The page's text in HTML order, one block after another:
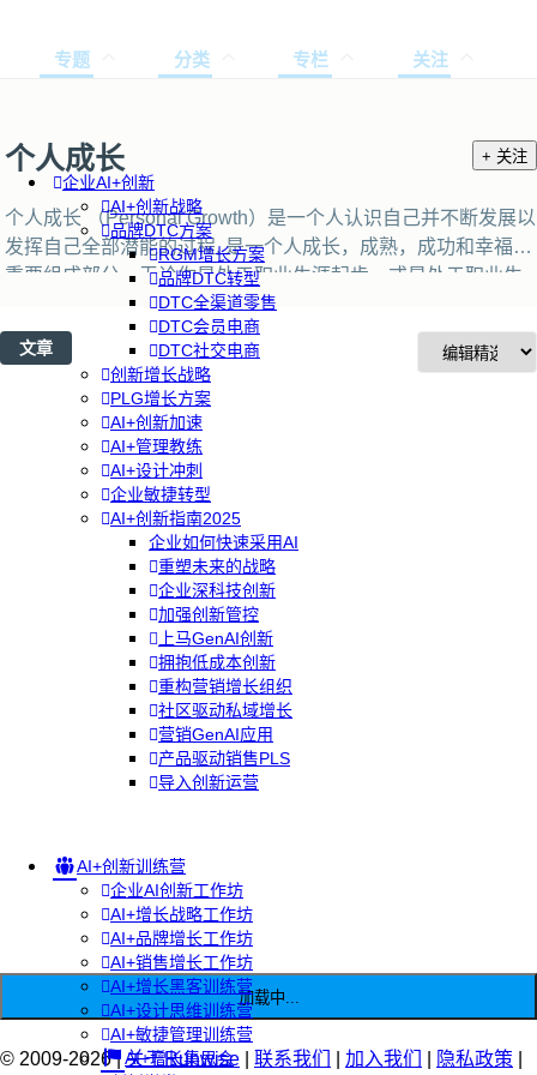
企业AI+创新
AI+创新战略
品牌DTC方案
RGM增长方案
品牌DTC转型
DTC全渠道零售
DTC会员电商
DTC社交电商
创新增长战略
PLG增长方案
AI+创新加速
AI+管理教练
AI+设计冲刺
企业敏捷转型
AI+创新指南2025
企业如何快速采用AI
重塑未来的战略
企业深科技创新
加强创新管控
上马GenAI创新
拥抱低成本创新
重构营销增长组织
社区驱动私域增长
营销GenAI应用
产品驱动销售PLS
导入创新运营
AI+创新训练营
企业AI创新工作坊
AI+增长战略工作坊
AI+品牌增长工作坊
AI+销售增长工作坊
AI+增长黑客训练营
AI+设计思维训练营
AI+敏捷管理训练营
AI+增长集思会
专题 分类 专栏 关注
个人成长 + 关注
个人成长 （Personal Growth）是一个人认识自己并不断发展以
发挥自己全部潜能的过程, 是一个人成长，成熟，成功和幸福的
重要组成部分。无论你是处于职业生涯起步，或是处于职业生
涯的顶峰，重视个人的进一步成长和发展都是非常重要的。
Runwise 倾力为你打造个人成长系列，希望能帮助你通过不断
地将自己推离舒适区，释放更多的内在潜力。
文章
加载中...
© 2009-2026 |关于Runwise 联系我们 加入我们 隐私政策